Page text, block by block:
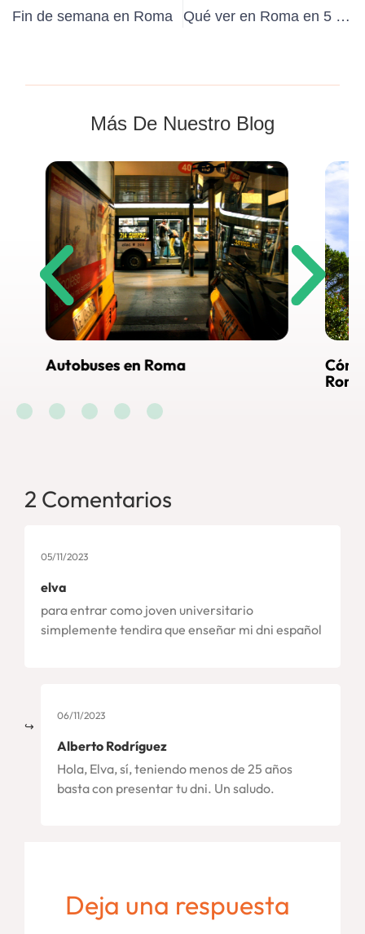
Fin de semana en Roma
Qué ver en Roma en 5 días
Más De Nuestro Blog
en Roma
Cómo llegar al
2 Comentarios
05/11/2023
elva
para entrar como joven universitario
simplemente tendira que enseñar mi dni español
06/11/2023
Alberto Rodríguez
Hola, Elva, sí, teniendo menos de 25 años
basta con presentar tu dni. Un saludo.
Deja una respuesta